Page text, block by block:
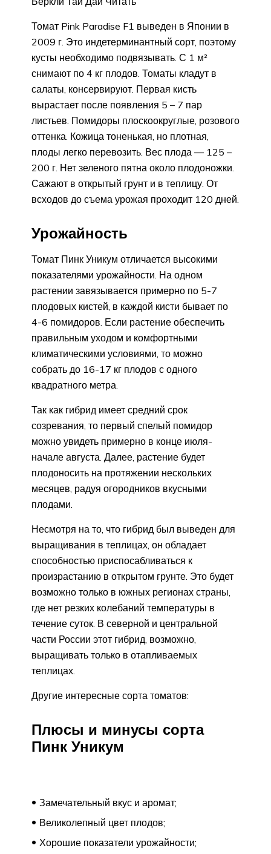
Томат Pink Paradise F1 выведен в Японии в
2009 г. Это индетерминантный сорт, поэтому
кусты необходимо подвязывать. С 1 м²
снимают по 4 кг плодов. Томаты кладут в
салаты, консервируют. Первая кисть
вырастает после появления 5 – 7 пар
листьев. Помидоры плоскоокруглые, розового
оттенка. Кожица тоненькая, но плотная,
плоды легко перевозить. Вес плода — 125 –
200 г. Нет зеленого пятна около плодоножки.
Сажают в открытый грунт и в теплицу. От
всходов до съема урожая проходит 120 дней.
Урожайность
Томат Пинк Уникум отличается высокими
показателями урожайности. На одном
растении завязывается примерно по 5-7
плодовых кистей, в каждой кисти бывает по
4-6 помидоров. Если растение обеспечить
правильным уходом и комфортными
климатическими условиями, то можно
собрать до 16-17 кг плодов с одного
квадратного метра.
Так как гибрид имеет средний срок
созревания, то первый спелый помидор
можно увидеть примерно в конце июля-
начале августа. Далее, растение будет
плодоносить на протяжении нескольких
месяцев, радуя огородников вкусными
плодами.
Несмотря на то, что гибрид был выведен для
выращивания в теплицах, он обладает
способностью приспосабливаться к
произрастанию в открытом грунте. Это будет
возможно только в южных регионах страны,
где нет резких колебаний температуры в
течение суток. В северной и центральной
части России этот гибрид, возможно,
выращивать только в отапливаемых
теплицах.
Другие интересные сорта томатов:
Плюсы и минусы сорта
Пинк Уникум
Замечательный вкус и аромат;
Великолепный цвет плодов;
Хорошие показатели урожайности;